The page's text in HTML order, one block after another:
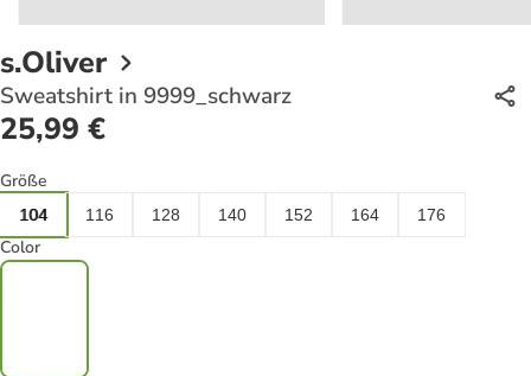
s.Oliver
Sweatshirt in 9999_schwarz
25,99 €
Größe
104 116 128 140 152 164 176
Color